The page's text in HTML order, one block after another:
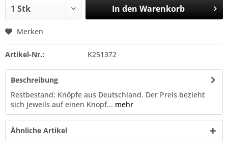
In den Warenkorb
Merken
Artikel-Nr.: K251372
Beschreibung
Restbestand: Knöpfe aus Deutschland. Der Preis bezieht
sich jeweils auf einen Knopf... mehr
Ähnliche Artikel